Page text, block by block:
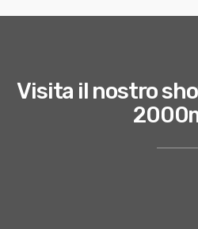
Visita il nostro